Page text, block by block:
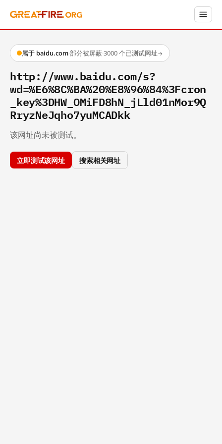
属于 baidu.com·部分被屏蔽·3000 个已测试网址→
http://www.baidu.com/s?
wd=%E6%8C%BA%20%E8%96%84%3Fcron
_key%3DHW_OMiFD8hN_jLld01nMor9Q
RryzNeJqho7yuMCADkk
该网址尚未被测试。
立即测试该网址 搜索相关网址